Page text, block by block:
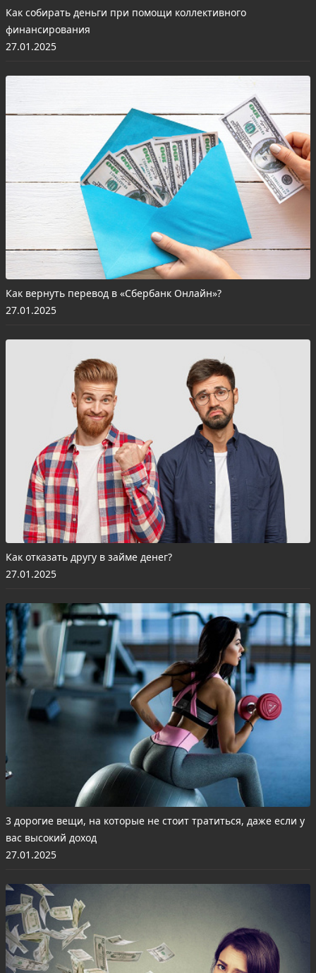
Как собирать деньги при помощи коллективного
финансирования
27.01.2025
Как вернуть перевод в «Сбербанк Онлайн»?
27.01.2025
Как отказать другу в займе денег?
27.01.2025
3 дорогие вещи, на которые не стоит тратиться, даже если у
вас высокий доход
27.01.2025